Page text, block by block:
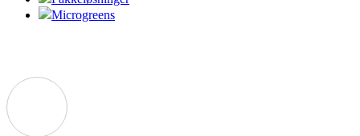
Microgreens